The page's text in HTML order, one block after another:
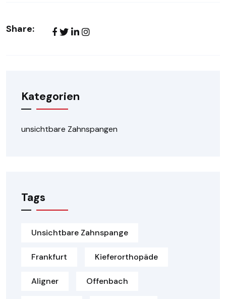
Share:
Kategorien
unsichtbare Zahnspangen
Tags
Unsichtbare Zahnspange
Frankfurt Kieferorthopäde
Aligner Offenbach